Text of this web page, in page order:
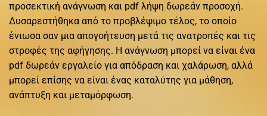
προσεκτική ανάγνωση και pdf λήψη δωρεάν προσοχή.
Δυσαρεστήθηκα από το προβλέψιμο τέλος, το οποίο
ένιωσα σαν μια απογοήτευση μετά τις ανατροπές και τις
στροφές της αφήγησης. Η ανάγνωση μπορεί να είναι ένα
pdf δωρεάν εργαλείο για απόδραση και χαλάρωση, αλλά
μπορεί επίσης να είναι ένας καταλύτης για μάθηση,
ανάπτυξη και μεταμόρφωση.